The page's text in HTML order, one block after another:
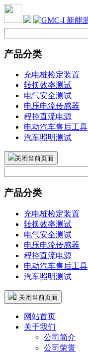
产品分类
充电桩检定装置
转换效率测试
电气安全测试
电压电流传感器
程控直流电源
电动汽车售后工具
汽车照明测试
关闭当前页面
产品分类
充电桩检定装置
转换效率测试
电气安全测试
电压电流传感器
程控直流电源
电动汽车售后工具
汽车照明测试
 关闭当前页面
网站首页
关于我们
公司简介
公司荣誉